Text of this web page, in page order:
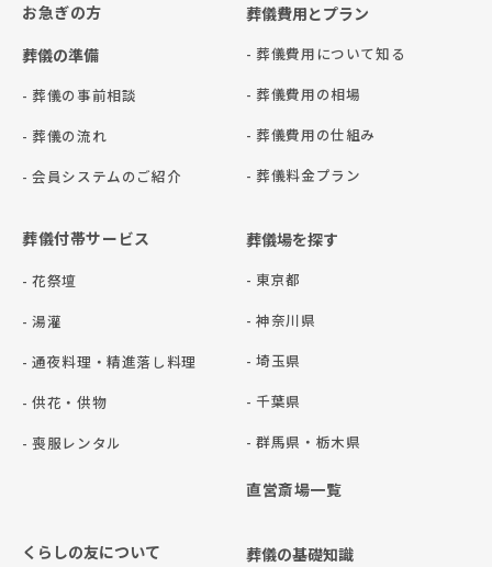
お急ぎの方
葬儀の準備
- 葬儀の事前相談
- 葬儀の流れ
- 会員システムのご紹介
葬儀費用とプラン
- 葬儀費用について知る
- 葬儀費用の相場
- 葬儀費用の仕組み
- 葬儀料金プラン
葬儀付帯サービス
- 花祭壇
- 湯灌
- 通夜料理・精進落し料理
- 供花・供物
- 喪服レンタル
葬儀場を探す
- 東京都
- 神奈川県
- 埼玉県
- 千葉県
- 群⾺県・栃⽊県
直営斎場一覧
くらしの友について 葬儀の基礎知識